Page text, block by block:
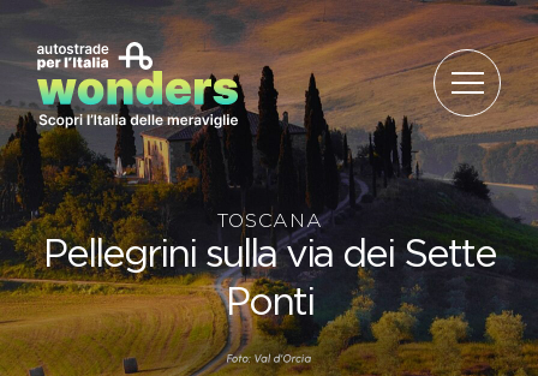
TOSCANA
Pellegrini sulla via dei Sette
Ponti